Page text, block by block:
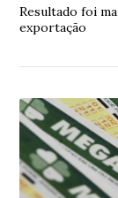
Resultado foi
exportação